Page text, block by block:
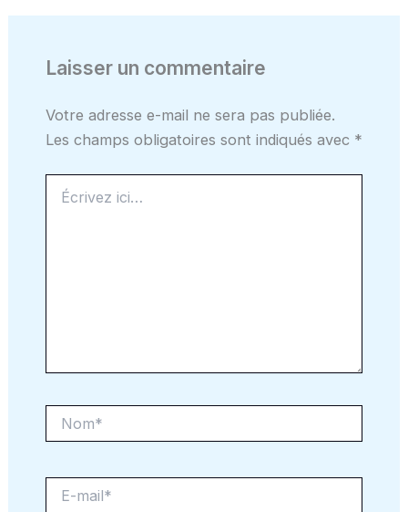
Laisser un commentaire
Votre adresse e-mail ne sera pas publiée.
Les champs obligatoires sont indiqués avec *
ici…
mail*